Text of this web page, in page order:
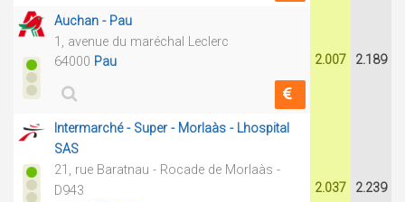
Auchan - Pau
1, avenue du maréchal Leclerc
64000 Pau 2.007 2.189
Intermarché - Super - Morlaàs - Lhospital
SAS
21, rue Baratnau - Rocade de Morlaàs -
D943
2.037 2.239